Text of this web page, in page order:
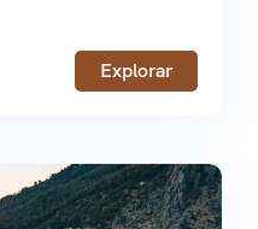
Explorar